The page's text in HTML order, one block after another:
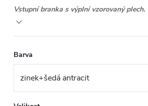
Vstupní branka s výplní vzorovaný plech.
Barva